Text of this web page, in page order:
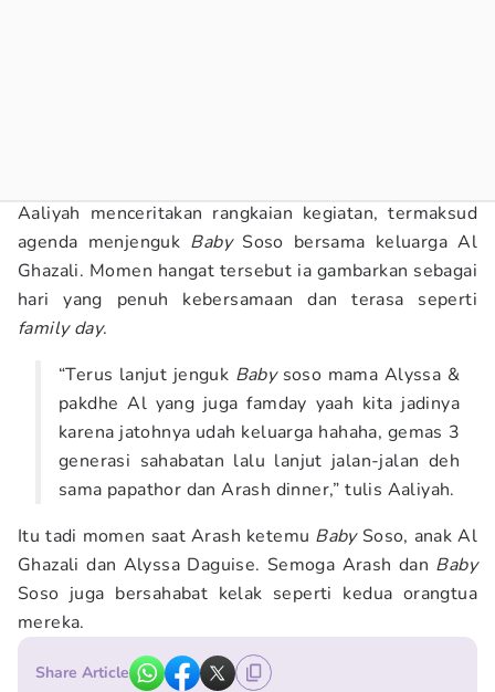
Aaliyah menceritakan rangkaian kegiatan, termaksud
agenda menjenguk BabySoso bersama keluarga Al
Ghazali. Momen hangat tersebut ia gambarkan sebagai
hari yang penuh kebersamaan dan terasa seperti
family day.
“Terus lanjut jenguk Babysoso mama Alyssa &
pakdhe Al yang juga famday yaah kita jadinya
karena jatohnya udah keluarga hahaha, gemas 3
generasi sahabatan lalu lanjut jalan-jalan deh
sama papathor dan Arash dinner,” tulis Aaliyah.
Itu tadi momen saat Arash ketemu BabySoso, anak Al
Ghazali dan Alyssa Daguise. Semoga Arash dan Baby
Soso juga bersahabat kelak seperti kedua orangtua
mereka.
Share Article